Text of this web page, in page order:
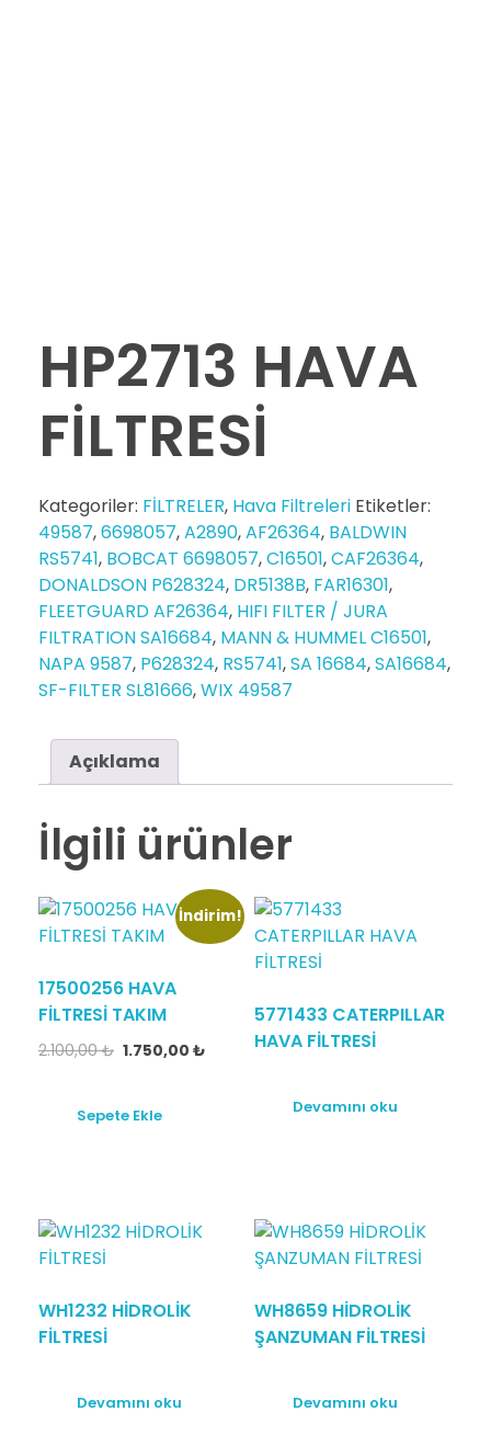
HP2713 HAVA
FİLTRESİ
Kategoriler: FİLTRELER, Hava Filtreleri Etiketler:
49587,6698057,A2890,AF26364, BALDWIN
RS5741, BOBCAT 6698057,C16501,CAF26364,
DONALDSON P628324, DR5138B, FAR16301,
FLEETGUARD AF26364, HIFI FILTER / JURA
FILTRATION SA16684, MANN & HUMMEL C16501,
NAPA 9587, P628324, RS5741,SA 16684,SA16684,
SF-FILTER SL81666,WIX 49587
Açıklama
İlgili ürünler
İndirim!
17500256 HAVA
FİLTRESİ TAKIM
2.100,00₺ 1.750,00₺
Sepete Ekle
5771433 CATERPILLAR
HAVA FİLTRESİ
Devamını oku
WH1232 HİDROLİK
FİLTRESİ
Devamını oku
WH8659 HİDROLİK
ŞANZUMAN FİLTRESİ
Devamını oku